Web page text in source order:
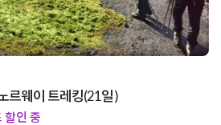
르웨이 트레킹(21일)
할인 중